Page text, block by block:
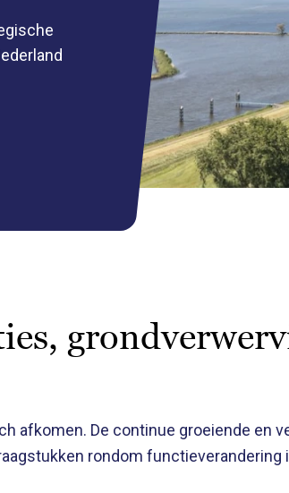
afkomen. De continue groeiende en
rondom